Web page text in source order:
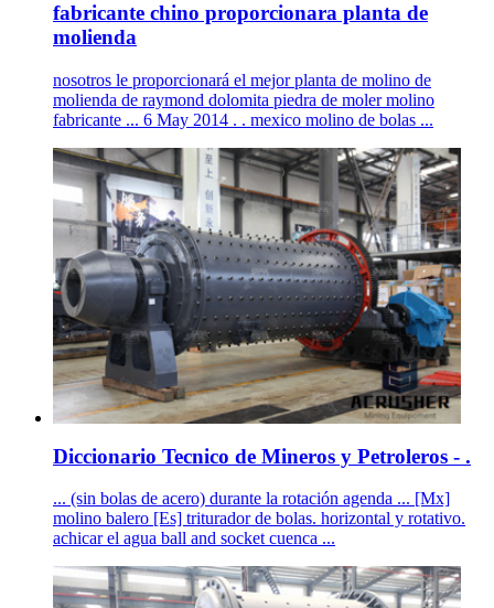
fabricante chino proporcionara planta de
molienda
nosotros le proporcionará el mejor planta de molino de
molienda de raymond dolomita piedra de moler molino
fabricante ... 6 May 2014 . . mexico molino de bolas ...
Diccionario Tecnico de Mineros y Petroleros - .
... (sin bolas de acero) durante la rotación agenda ... [Mx]
molino balero [Es] triturador de bolas. horizontal y rotativo.
achicar el agua ball and socket cuenca ...